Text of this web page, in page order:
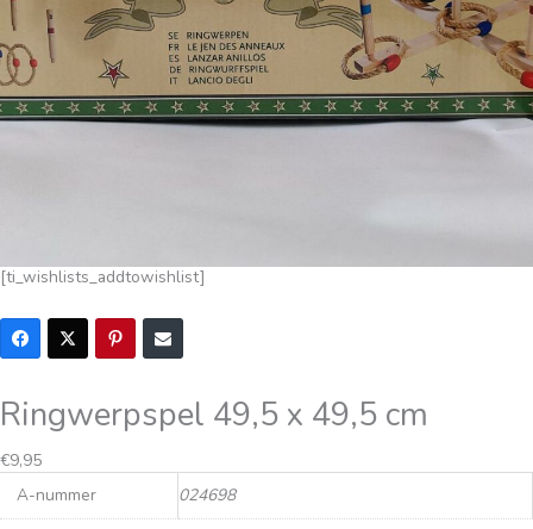
[ti_wishlists_addtowishlist]
Ringwerpspel 49,5 x 49,5 cm
€9,95
A-nummer
024698